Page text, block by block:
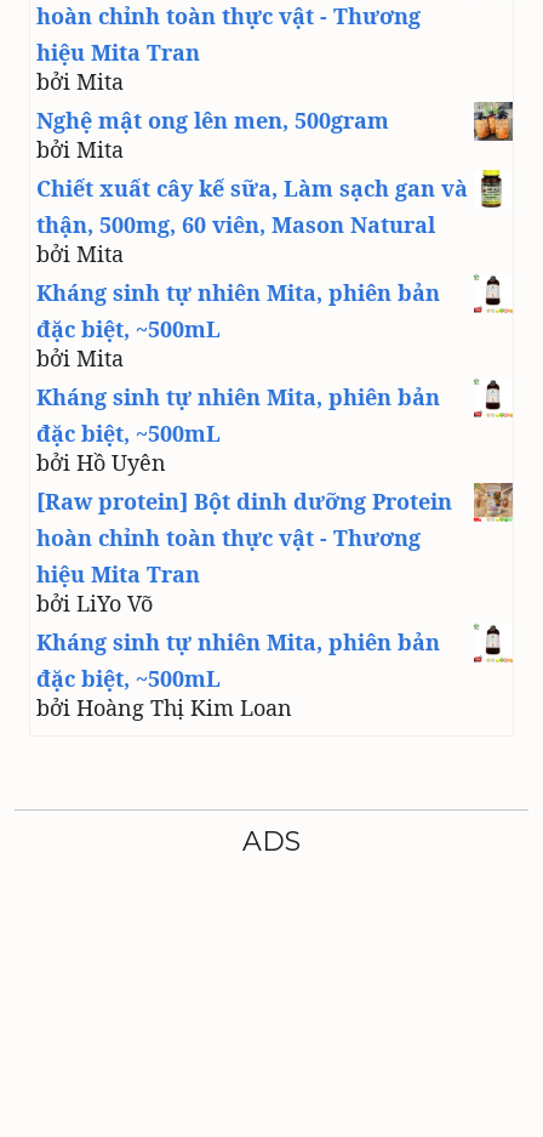
hoàn chỉnh toàn thực vật - Thương
hiệu Mita Tran
bởi Mita
Nghệ mật ong lên men, 500gram
bởi Mita
Chiết xuất cây kế sữa, Làm sạch gan và
thận, 500mg, 60 viên, Mason Natural
bởi Mita
Kháng sinh tự nhiên Mita, phiên bản
đặc biệt, ~500mL
bởi Mita
Kháng sinh tự nhiên Mita, phiên bản
đặc biệt, ~500mL
bởi Hồ Uyên
[Raw protein] Bột dinh dưỡng Protein
hoàn chỉnh toàn thực vật - Thương
hiệu Mita Tran
bởi LiYo Võ
Kháng sinh tự nhiên Mita, phiên bản
đặc biệt, ~500mL
bởi Hoàng Thị Kim Loan
ADS